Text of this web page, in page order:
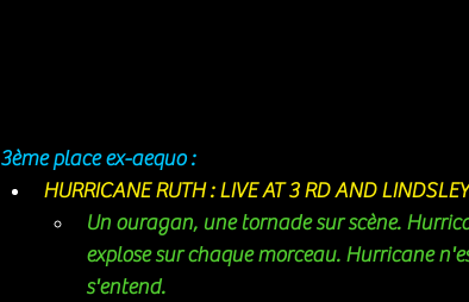
3ème place ex-aequo :
HURRICANE RUTH : LIVE AT 3 RD AND
Un ouragan, une tornade sur scène.
explose sur chaque morceau. Hurricane
s'entend.